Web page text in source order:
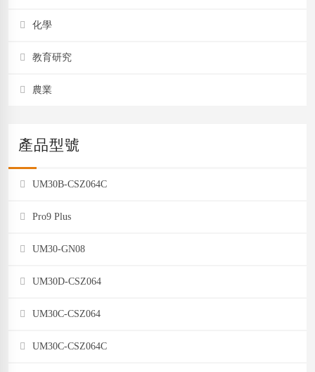
化學
教育研究
農業
產品型號
UM30B-CSZ064C
Pro9 Plus
UM30-GN08
UM30D-CSZ064
UM30C-CSZ064
UM30C-CSZ064C